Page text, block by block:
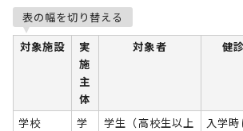
表の幅を切り替える
対象施設
実
施
主
体
対象者 健
学校
学
学生（高校生以上
入学